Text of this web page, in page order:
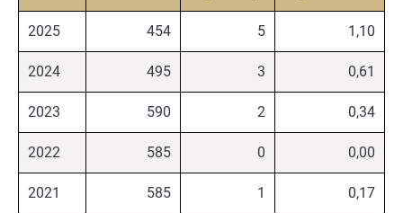
2025 454 5 1,10
2024 495 3 0,61
2023 590 2 0,34
2022 585 0 0,00
2021 585 1 0,17